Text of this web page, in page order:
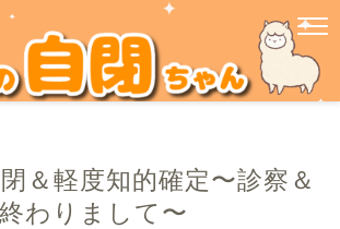
＆軽度知的確定〜診察＆
わりまして〜